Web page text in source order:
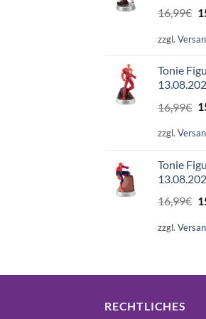
16,99€
zzgl.
Tonie
16,99€
zzgl.
Tonie
16,99€
zzgl.
RECHTLICHES